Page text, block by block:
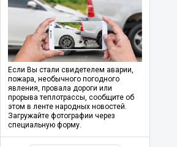
Если Вы стали свидетелем аварии,
пожара, необычного погодного
явления, провала дороги или
прорыва теплотрассы, сообщите об
этом в ленте народных новостей.
Загружайте фотографии через
специальную форму.